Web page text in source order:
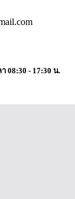
08:30 - 17:30 น.